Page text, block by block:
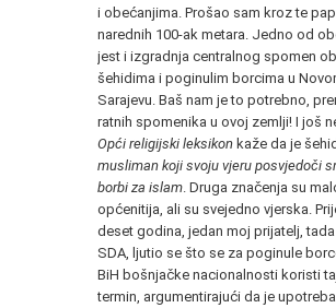
i obećanjima. Prošao sam kroz te
narednih 100-ak metara. Jedno od
jest i izgradnja centralnog spomen
šehidima i poginulim borcima u
Sarajevu. Baš nam je to potrebno,
ratnih spomenika u ovoj zemlji! I još
Opći religijski leksikon kaže da je šehid
musliman koji svoju vjeru posvjedoči
borbi za islam . Druga značenja su
općenitija, ali su svejedno vjerska.
deset godina, jedan moj prijatelj,
SDA, ljutio se što se za poginule
BiH bošnjačke nacionalnosti koristi
termin, argumentirajući da je